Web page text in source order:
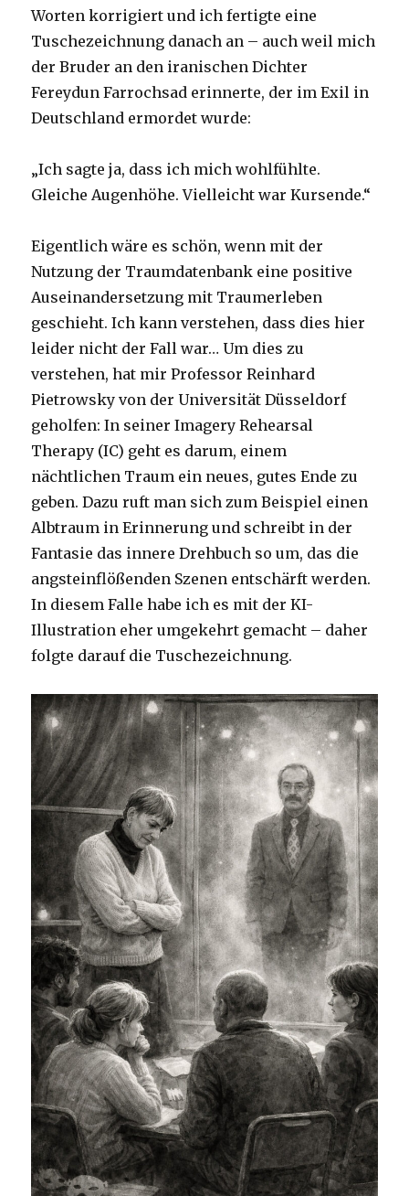
Worten korrigiert und ich fertigte eine
Tuschezeichnung danach an – auch weil mich
der Bruder an den iranischen Dichter
Fereydun Farrochsad erinnerte, der im Exil in
Deutschland ermordet wurde:
„Ich sagte ja, dass ich mich wohlfühlte.
Gleiche Augenhöhe. Vielleicht war Kursende.“
Eigentlich wäre es schön, wenn mit der
Nutzung der Traumdatenbank eine positive
Auseinandersetzung mit Traumerleben
geschieht. Ich kann verstehen, dass dies hier
leider nicht der Fall war… Um dies zu
verstehen, hat mir Professor Reinhard
Pietrowsky von der Universität Düsseldorf
geholfen: In seiner Imagery Rehearsal
Therapy (IC) geht es darum, einem
nächtlichen Traum ein neues, gutes Ende zu
geben. Dazu ruft man sich zum Beispiel einen
Albtraum in Erinnerung und schreibt in der
Fantasie das innere Drehbuch so um, das die
angsteinflößenden Szenen entschärft werden.
In diesem Falle habe ich es mit der KI-
Illustration eher umgekehrt gemacht – daher
folgte darauf die Tuschezeichnung.